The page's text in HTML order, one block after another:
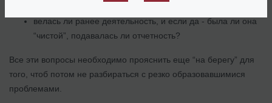
велась ли ранее деятельность, и если да - была ли она
“чистой”, подавалась ли отчетность?
Все эти вопросы необходимо прояснить еще “на берегу” для
того, чтоб потом не разбираться с резко образовавшимися
проблемами.